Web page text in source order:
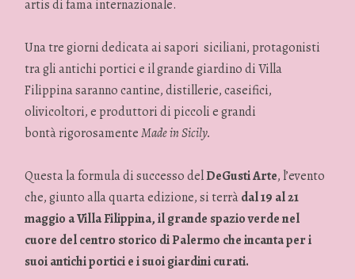
artis di fama internazionale.
Una tre giorni dedicata ai sapori siciliani, protagonisti
tra gli antichi portici e il grande giardino di Villa
Filippina saranno cantine, distillerie, caseifici,
olivicoltori, e produttori di piccoli e grandi
bontà rigorosamenteMade in Sicily.
Questa la formula di successo delDeGusti Arte, l’evento
che, giunto alla quarta edizione, si terràdal 19 al 21
maggio a Villa Filippina, il grande spazio verde nel
cuore del centro storico di Palermo che incanta per i
suoi antichi portici e i suoi giardini curati.